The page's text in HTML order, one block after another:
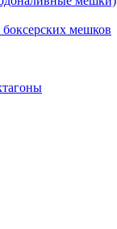
мешков